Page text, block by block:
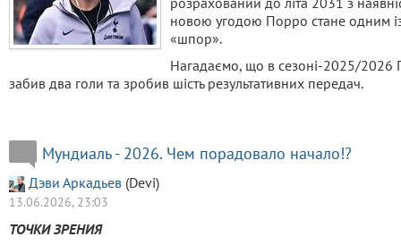
новою угодою Порро стане одним
«шпор».
Нагадаємо, що в сезоні-2025/2026
забив два голи та зробив шість результативних передач.
Мундиаль - 2026. Чем порадовало начало!?
Дэви Аркадьев (Devi)
13.06.2026, 23:03
ТОЧКИ ЗРЕНИЯ